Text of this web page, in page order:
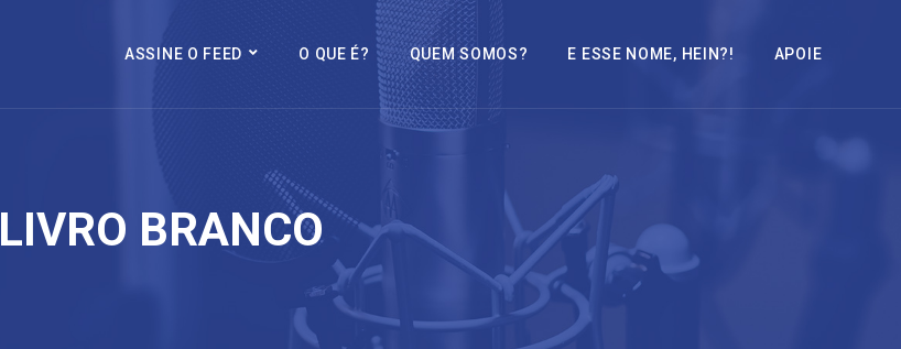
ASSINE O FEED O QUE É? QUEM SOMOS? E ESSE NOME, HEIN?! APOIE
LIVRO BRANCO